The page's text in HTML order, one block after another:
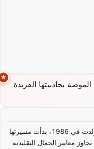
بجاذبيتها الفريدة
جون هاسيغاوا هي عارضة يابانية-أمريكية ولدت في 1986، بدأت مسيرتها
معايير الجمال التقليدية